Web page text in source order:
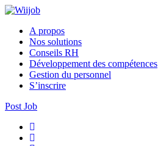
A propos
Nos solutions
Conseils RH
Développement des compétences
Gestion du personnel
S’inscrire
Post Job